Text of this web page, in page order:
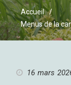
Accueil
Menus de la
16 mars